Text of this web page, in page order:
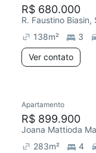
R$ 680.000
R. Faustino Biasin,
138m² 3
Ver contato
Apartamento
R$ 899.900
Joana Mattioda
283m² 4